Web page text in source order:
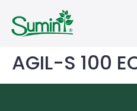
AGIL-S 100